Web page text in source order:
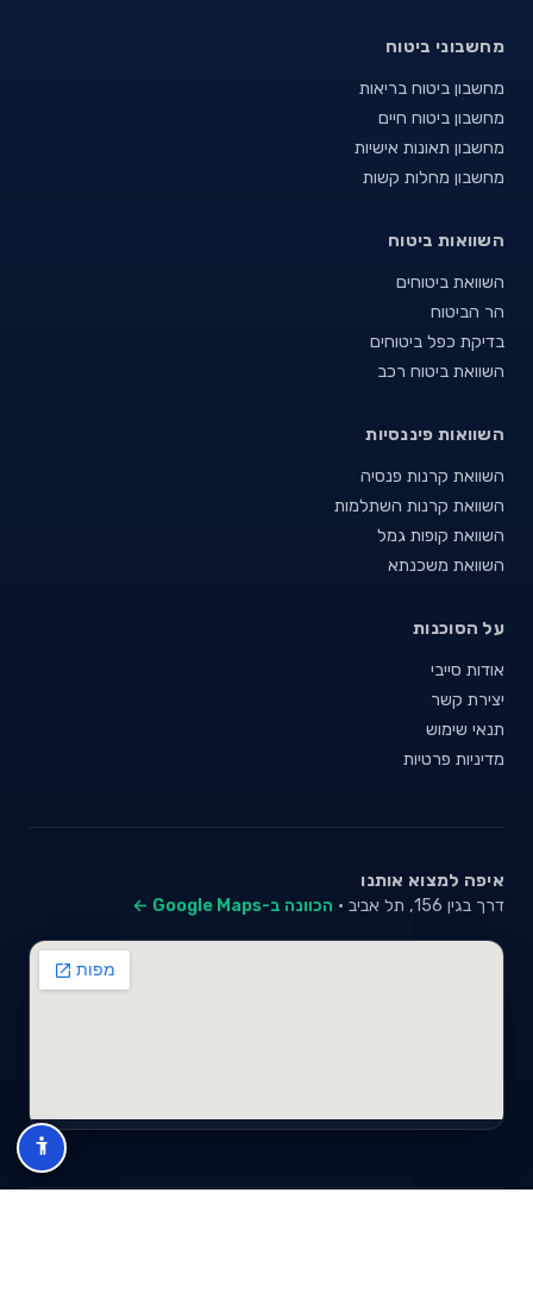
מחשבוני ביטוח
מחשבון ביטוח בריאות
מחשבון ביטוח חיים
מחשבון תאונות אישיות
מחשבון מחלות קשות
השוואות ביטוח
השוואת ביטוחים
הר הביטוח
בדיקת כפל ביטוחים
השוואת ביטוח רכב
השוואות פיננסיות
השוואת קרנות פנסיה
השוואת קרנות השתלמות
השוואת קופות גמל
השוואת משכנתא
על הסוכנות
אודות סייבי
יצירת קשר
תנאי שימוש
מדיניות פרטיות
איפה למצוא אותנו
דרך בגין 156, תל אביב · הכוונה ב-Google Maps ←